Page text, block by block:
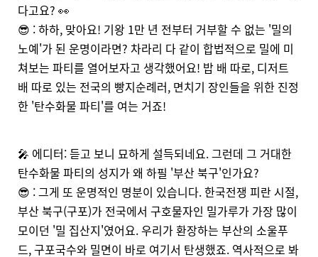
다고요? 👀
😎 : 하하, 맞아요! 기왕 1만 년 전부터 거부할 수 없는 '밀의
노예'가 된 운명이라면? 차라리 다 같이 합법적으로 밀에 미
쳐보는 파티를 열어보자고 생각했어요! 밥 배 따로, 디저트
배 따로 있는 전국의 빵지순례러, 면치기 장인들을 위한 진정
한 '탄수화물 파티'를 여는 거죠!
🎤 에디터: 듣고 보니 묘하게 설득되네요. 그런데 그 거대한
탄수화물 파티의 성지가 왜 하필 '부산 북구'인가요?
😎 : 그게 또 운명적인 명분이 있습니다. 한국전쟁 피란 시절,
부산 북구(구포)가 전국에서 구호물자인 밀가루가 가장 많이
모이던 '밀 집산지'였어요. 우리가 환장하는 부산의 소울푸
드, 구포국수와 밀면이 바로 여기서 탄생했죠. 역사적으로 봐